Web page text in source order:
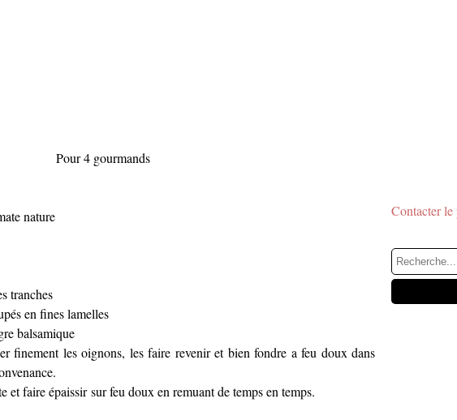
Pour 4 gourmands
nature
tranches
en fines lamelles
balsamique
finement les oignons, les faire revenir et bien fondre a feu doux dans
et faire épaissir sur feu doux en remuant de temps en temps.
Contacter